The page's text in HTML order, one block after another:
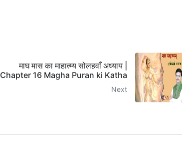
माघ मास का माहात्म्य सोलहवाँ अध्याय |
Chapter 16 Magha Puran ki Katha
Next